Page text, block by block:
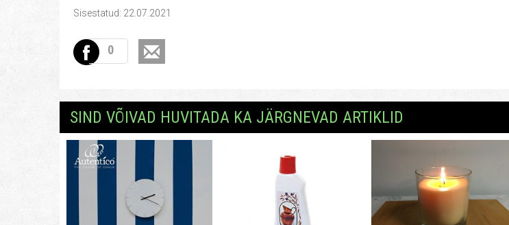
Sisestatud: 22.07.2021
0
SIND VÕIVAD HUVITADA KA JÄRGNEVAD ARTIKLID